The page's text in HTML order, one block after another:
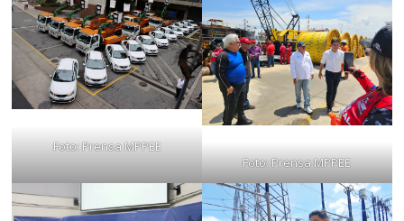
Foto: Prensa MPPEE
Foto: Prensa MPPEE